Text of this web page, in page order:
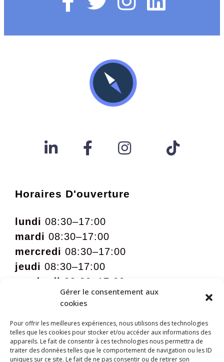
Gérer le consentement aux
cookies
Pour offrir les meilleures expériences, nous utilisons des technologies
telles que les cookies pour stocker et/ou accéder aux informations des
appareils. Le fait de consentir à ces technologies nous permettra de
traiter des données telles que le comportement de navigation ou les ID
uniques sur ce site. Le fait de ne pas consentir ou de retirer son
Horaires D'ouverture
lundi 08:30–17:00
mardi 08:30–17:00
mercredi 08:30–17:00
jeudi 08:30–17:00
vendredi 08:30–17:00
09:00 – 12:00 sur rdv